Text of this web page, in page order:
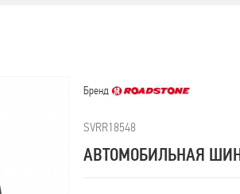
Бренд
SVRR18548
АВТОМОБИЛЬНАЯ ШИНА